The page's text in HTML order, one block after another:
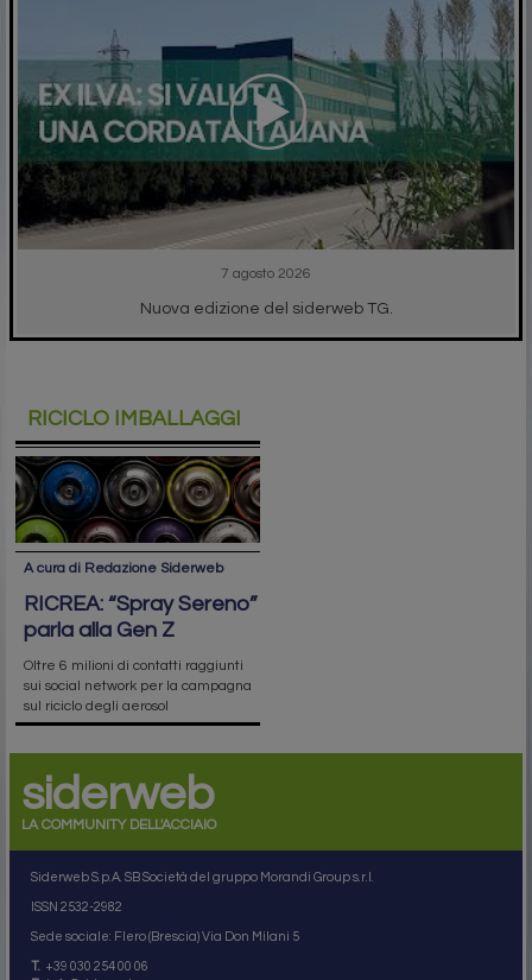
7 agosto 2026
Nuova edizione del siderweb TG.
RICICLO IMBALLAGGI
A cura di Redazione Siderweb
RICREA: “Spray Sereno”
parla alla Gen Z
Oltre 6 milioni di contatti raggiunti
sui social network per la campagna
sul riciclo degli aerosol
siderweb
LA COMMUNITY DELL'ACCIAIO
Siderweb S.p.A. SB Società del gruppo Morandi Group s.r.l.
ISSN 2532-2982
Sede sociale: Flero (Brescia) Via Don Milani 5
T. +39 030 254 00 06